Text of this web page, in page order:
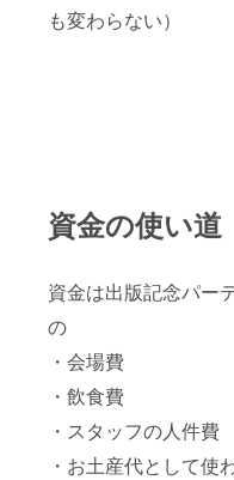
も変わらない）
資金の使い道
資金は出版記念パー
の
・会場費
・飲食費
・スタッフの人件費
・お土産代として使